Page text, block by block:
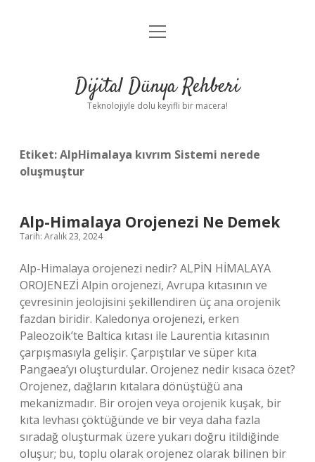
Anasayfa
Yasal Uyarı
menüyü
Dijital Dünya Rehberi
Teknolojiyle dolu keyifli bir macera!
Etiket:AlpHimalaya kıvrım Sistemi nerede
oluşmuştur
Alp-Himalaya Orojenezi Ne Demek
Tarih: Aralık 23, 2024
Alp-Himalaya orojenezi nedir? ALPİN HİMALAYA
OROJENEZİ Alpin orojenezi, Avrupa kıtasının ve
çevresinin jeolojisini şekillendiren üç ana orojenik
fazdan biridir. Kaledonya orojenezi, erken
Paleozoik’te Baltica kıtası ile Laurentia kıtasının
çarpışmasıyla gelişir. Çarpıştılar ve süper kıta
Pangaea’yı oluşturdular. Orojenez nedir kısaca özet?
Orojenez, dağların kıtalara dönüştüğü ana
mekanizmadır. Bir orojen veya orojenik kuşak, bir
kıta levhası çöktüğünde ve bir veya daha fazla
sıradağ oluşturmak üzere yukarı doğru itildiğinde
oluşur; bu, toplu olarak orojenez olarak bilinen bir